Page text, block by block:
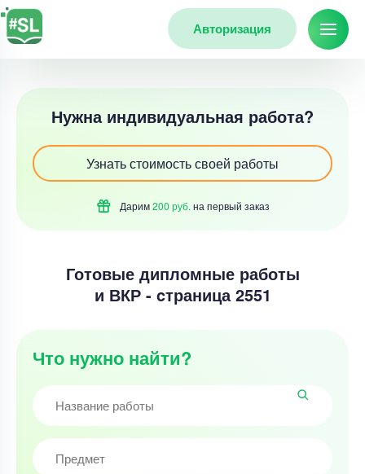
Авторизация
Нужна индивидуальная работа?
Узнать стоимость своей работы
Дарим200 руб. на первый заказ
Готовые дипломные работы
и ВКР - cтраница 2551
Что нужно найти?